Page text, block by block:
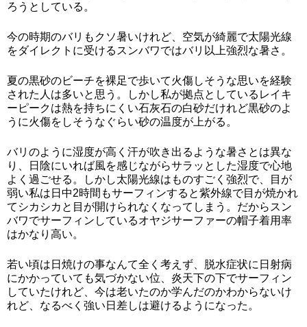
ろうとしている。
今の時期のバリもクソ暑いけれど、空気が綺麗で太陽光線
をダイレクトに受けるスンバワではバリ以上強烈な暑さ。
夏の黒砂のビーチを裸足で歩いて火傷しそうな思いを経験
された人は多いと思う。しかし私が拠点としているレイキ
ーピークは熱を持ちにくい石灰石の白砂だけれど黒砂のよ
うに火傷をしそうなぐらい砂の温度が上がる。
バリのように湿度が高く汗が吹き出るような暑さとは異な
り、日陰にいれば風を感じながらサラッとした湿度で心地
よく過ごせる。しかし太陽光線はものすごく強烈で、目が
弱い私は日中2時間もサーフィンすると紫外線で目が焼かれ
てシカシカと目が開けられなくなってしまう。だからスン
バワでサーフィンしているオヤジサーファーの帽子着用率
はかなり高い。
若い頃は日焼けの事なんて全く考えず、脱水症状に日射病
にかかっていても気づかない位、炎天下の下でサーフィン
していたけれど、今は老いたのか学んだのかわからないけ
れど、なるべく強い日差しは避けるようになった。